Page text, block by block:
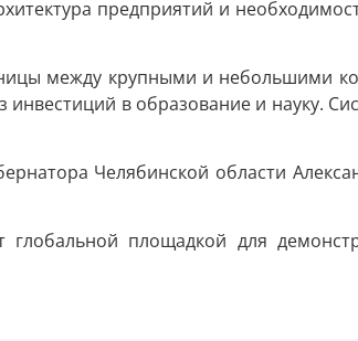
предприятий и
между крупными и небольшими
в образование и науку.
Челябинской области
площадкой для